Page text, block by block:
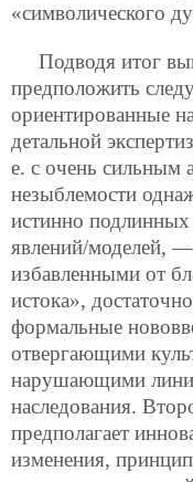
«символического
Подводя итог
предположить
ориентированные
детальной
е. с очень сильным
незыблемости
истинно
явлений/моделей,
избавленными от
истока»,
формальные
отвергающими
нарушающими
наследования.
предполагает
изменения,